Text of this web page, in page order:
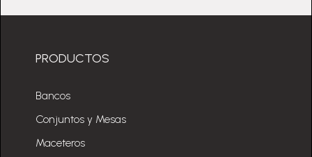
PRODUCTOS
Bancos
Conjuntos y Mesas
Maceteros